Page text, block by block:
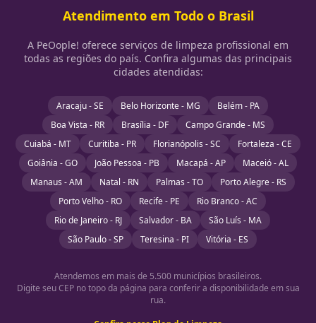
Atendimento em Todo o Brasil
A PeOople! oferece serviços de limpeza profissional em
todas as regiões do país. Confira algumas das principais
cidades atendidas:
Aracaju - SE Belo Horizonte - MG
Belém - PA
Boa Vista - RR
Brasília - DF
Campo Grande - MS
Cuiabá - MT
Curitiba - PR Florianópolis - SC
Fortaleza - CE
Goiânia - GO
João Pessoa - PB Macapá - AP
Maceió - AL
Manaus - AM
Natal - RN Palmas - TO
Porto Alegre - RS
Porto Velho - RO
Recife - PE
Rio Branco - AC
Rio de Janeiro - RJ
Salvador - BA
São Luís - MA
São Paulo - SP
Teresina - PI Vitória - ES
Atendemos em mais de 5.500 municípios brasileiros.
Digite seu CEP no topo da página para conferir a disponibilidade em sua
rua.